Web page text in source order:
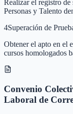
Realizar el registro
Personas y Talento
4Superación de
Obtener el apto en el
cursos homologados
Convenio
Laboral de